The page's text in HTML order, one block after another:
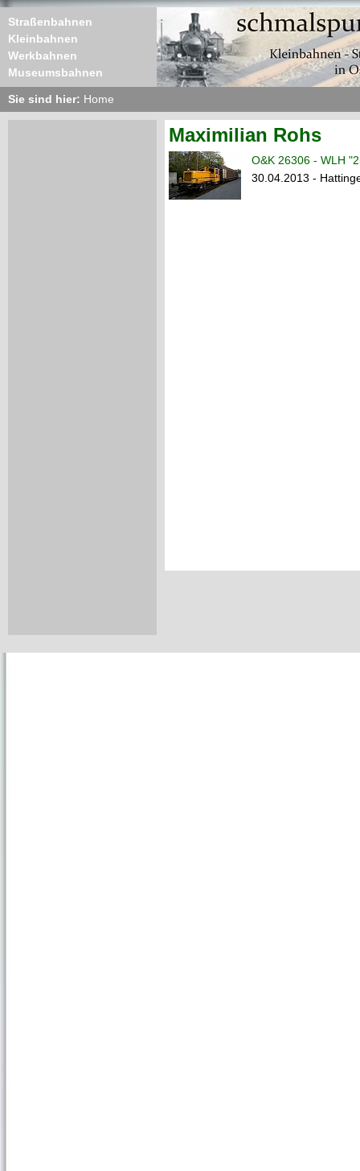
Straßenbahnen
Kleinbahnen
Werkbahnen
Museumsbahnen
Sie sind hier: Home
Maximilian Rohs
O&K 26306 - WLH
30.04.2013 -